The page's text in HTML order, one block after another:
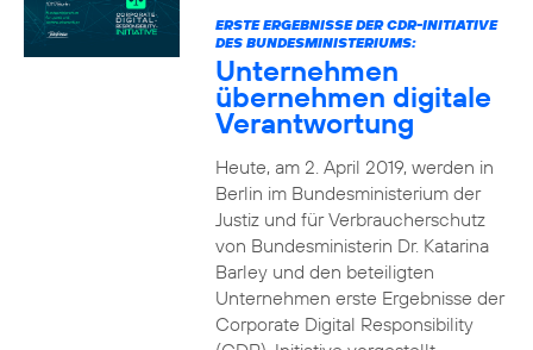
ERSTE ERGEBNISSE DER CDR-INITIATIVE
DES BUNDESMINISTERIUMS:
Unternehmen
übernehmen digitale
Verantwortung
Heute, am 2. April 2019, werden in
Berlin im Bundesministerium der
Justiz und für Verbraucherschutz
von Bundesministerin Dr. Katarina
Barley und den beteiligten
Unternehmen erste Ergebnisse der
Corporate Digital Responsibility